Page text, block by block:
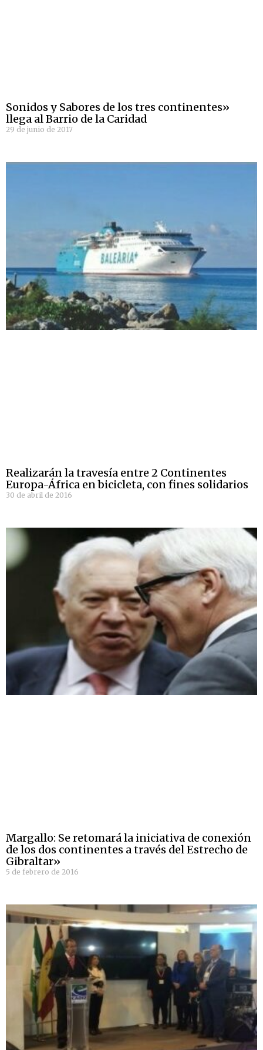
Sonidos y Sabores de los tres continentes»
llega al Barrio de la Caridad
29 de junio de 2017
Realizarán la travesía entre 2 Continentes
Europa-África en bicicleta, con fines solidarios
30 de abril de 2016
Margallo: Se retomará la iniciativa de conexión
de los dos continentes a través del Estrecho de
Gibraltar»
5 de febrero de 2016